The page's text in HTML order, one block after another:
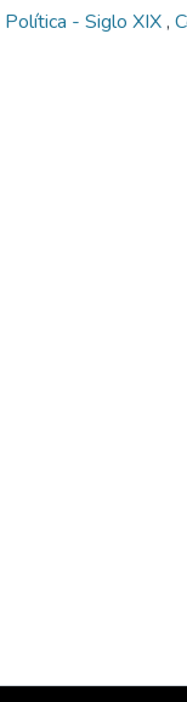
Política - Siglo XIX,